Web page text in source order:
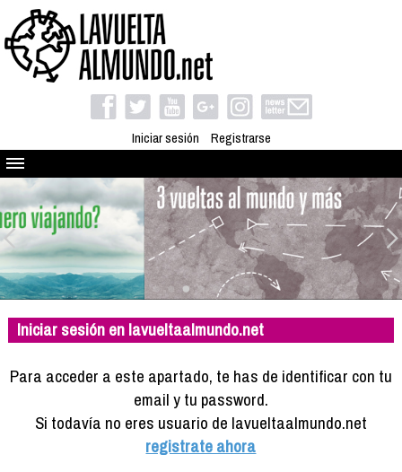
Iniciar sesión Registrarse
Quienes somos
El proyecto
Blog
Viaja con nosotros
Camino solidario
Libros
Compañeros de viaje
Info viajeros
Iniciar sesión en lavueltaalmundo.net
Para acceder a este apartado, te has de identificar con tu
email y tu password.
Si todavía no eres usuario de lavueltaalmundo.net
registrate ahora